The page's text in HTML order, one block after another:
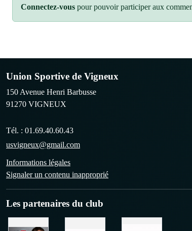
Connectez-vous pour pouvoir participer aux
Union Sportive de Vigneux
150 Avenue Henri Barbusse
91270 VIGNEUX
Tél. : 01.69.40.60.43
usvigneux@gmail.com
Informations légales
Signaler un contenu inapproprié
Les partenaires du club